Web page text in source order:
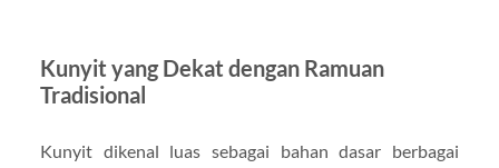
Kunyit yang Dekat dengan Ramuan
Tradisional
Kunyit dikenal luas sebagai bahan dasar berbagai